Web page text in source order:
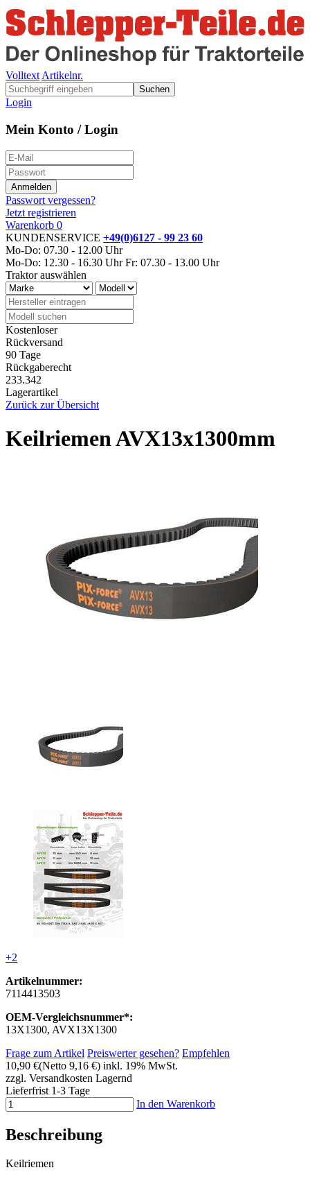
Volltext Artikelnr.
Suchen
Login
Mein Konto / Login
Passwort vergessen?
Jetzt registrieren
Warenkorb 0
KUNDENSERVICE +49(0)6127 - 99 23 60
Mo-Do: 07.30 - 12.00 Uhr
Mo-Do: 12.30 - 16.30 Uhr Fr: 07.30 - 13.00 Uhr
Traktor auswählen
Kostenloser
Rückversand
90 Tage
Rückgaberecht
233.342
Lagerartikel
Zurück zur Übersicht
Keilriemen AVX13x1300mm
+2
Artikelnummer:
7114413503
OEM-Vergleichsnummer*:
13X1300, AVX13X1300
Frage zum Artikel Preiswerter gesehen? Empfehlen
10,90 €(Netto 9,16 €) inkl. 19% MwSt.
zzgl. Versandkosten Lagernd
Lieferfrist 1-3 Tage
In den Warenkorb
Beschreibung
Keilriemen